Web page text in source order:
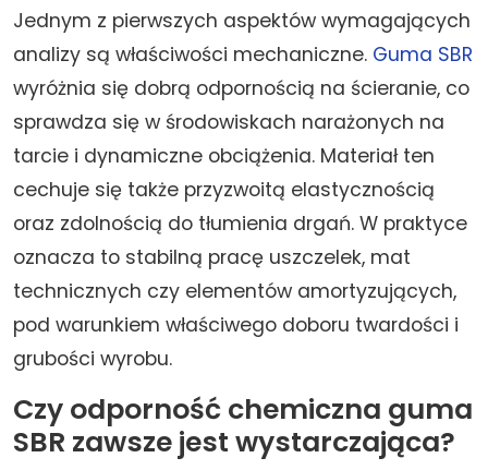
Jednym z pierwszych aspektów wymagających
analizy są właściwości mechaniczne. Guma SBR
wyróżnia się dobrą odpornością na ścieranie, co
sprawdza się w środowiskach narażonych na
tarcie i dynamiczne obciążenia. Materiał ten
cechuje się także przyzwoitą elastycznością
oraz zdolnością do tłumienia drgań. W praktyce
oznacza to stabilną pracę uszczelek, mat
technicznych czy elementów amortyzujących,
pod warunkiem właściwego doboru twardości i
grubości wyrobu.
Czy odporność chemiczna guma
SBR zawsze jest wystarczająca?